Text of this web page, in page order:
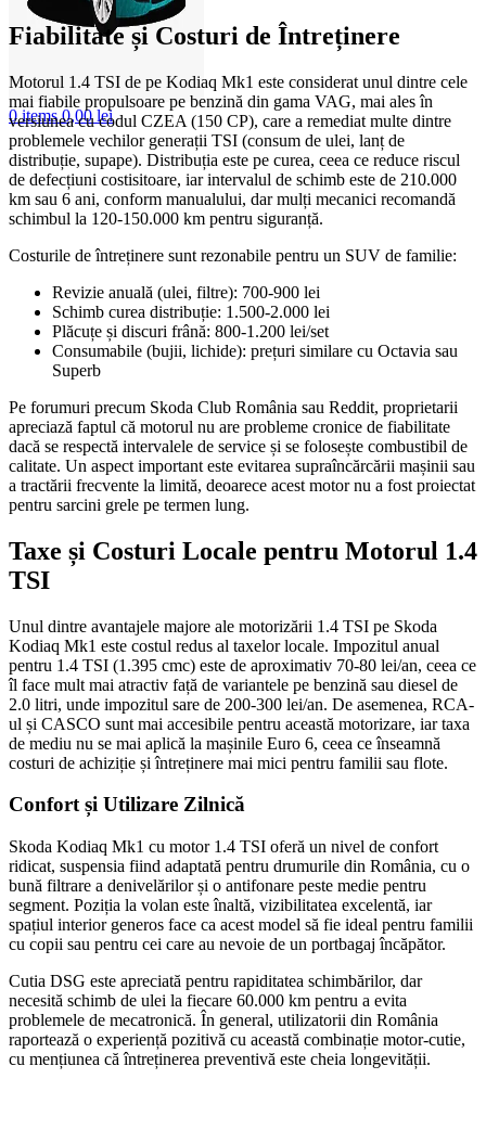
0items 0,00lei
Fiabilitate și Costuri de Întreținere
Motorul 1.4 TSI de pe Kodiaq Mk1 este considerat unul dintre cele
mai fiabile propulsoare pe benzină din gama VAG, mai ales în
versiunea cu codul CZEA (150 CP), care a remediat multe dintre
problemele vechilor generații TSI (consum de ulei, lanț de
distribuție, supape). Distribuția este pe curea, ceea ce reduce riscul
de defecțiuni costisitoare, iar intervalul de schimb este de 210.000
km sau 6 ani, conform manualului, dar mulți mecanici recomandă
schimbul la 120-150.000 km pentru siguranță.
Costurile de întreținere sunt rezonabile pentru un SUV de familie:
Revizie anuală (ulei, filtre): 700-900 lei
Schimb curea distribuție: 1.500-2.000 lei
Plăcuțe și discuri frână: 800-1.200 lei/set
Consumabile (bujii, lichide): prețuri similare cu Octavia sau
Superb
Pe forumuri precum Skoda Club România sau Reddit, proprietarii
apreciază faptul că motorul nu are probleme cronice de fiabilitate
dacă se respectă intervalele de service și se folosește combustibil de
calitate. Un aspect important este evitarea supraîncărcării mașinii sau
a tractării frecvente la limită, deoarece acest motor nu a fost proiectat
pentru sarcini grele pe termen lung.
Taxe și Costuri Locale pentru Motorul 1.4
TSI
Unul dintre avantajele majore ale motorizării 1.4 TSI pe Skoda
Kodiaq Mk1 este costul redus al taxelor locale. Impozitul anual
pentru 1.4 TSI (1.395 cmc) este de aproximativ 70-80 lei/an, ceea ce
îl face mult mai atractiv față de variantele pe benzină sau diesel de
2.0 litri, unde impozitul sare de 200-300 lei/an. De asemenea, RCA-
ul și CASCO sunt mai accesibile pentru această motorizare, iar taxa
de mediu nu se mai aplică la mașinile Euro 6, ceea ce înseamnă
costuri de achiziție și întreținere mai mici pentru familii sau flote.
Confort și Utilizare Zilnică
Skoda Kodiaq Mk1 cu motor 1.4 TSI oferă un nivel de confort
ridicat, suspensia fiind adaptată pentru drumurile din România, cu o
bună filtrare a denivelărilor și o antifonare peste medie pentru
segment. Poziția la volan este înaltă, vizibilitatea excelentă, iar
spațiul interior generos face ca acest model să fie ideal pentru familii
cu copii sau pentru cei care au nevoie de un portbagaj încăpător.
Cutia DSG este apreciată pentru rapiditatea schimbărilor, dar
necesită schimb de ulei la fiecare 60.000 km pentru a evita
problemele de mecatronică. În general, utilizatorii din România
raportează o experiență pozitivă cu această combinație motor-cutie,
cu mențiunea că întreținerea preventivă este cheia longevității.